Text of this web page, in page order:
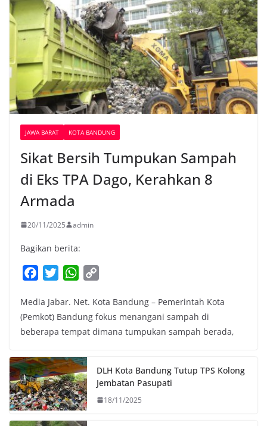
JAWA BARAT KOTA BANDUNG
Sikat Bersih Tumpukan Sampah
di Eks TPA Dago, Kerahkan 8
Armada
20/11/2025 admin
Bagikan berita:
c
e
b
o
k
i
t
t
r
W
a
t
s
p
p
p
y
L
n
k
Media Jabar. Net. Kota Bandung – Pemerintah Kota
(Pemkot) Bandung fokus menangani sampah di
beberapa tempat dimana tumpukan sampah berada,
DLH Kota Bandung Tutup TPS Kolong
Jembatan Pasupati
18/11/2025